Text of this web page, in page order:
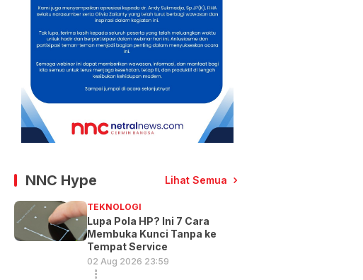
NNC Hype Lihat Semua
TEKNOLOGI
Lupa Pola HP? Ini 7 Cara
Membuka Kunci Tanpa ke
Tempat Service
02 Aug 2026 23:59